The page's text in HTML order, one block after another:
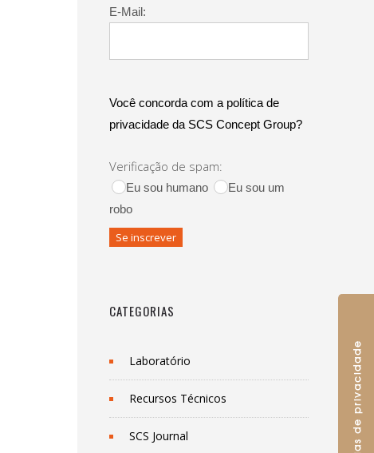
E-Mail:
Você concorda com a política de
privacidade da SCS Concept Group?
Verificação de spam:
Eu sou humano
Eu sou um
robo
CATEGORIAS
Laboratório
Recursos Técnicos
SCS Journal